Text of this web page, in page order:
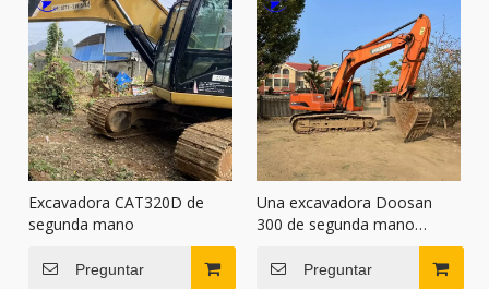
Excavadora CAT320D de
segunda mano
Preguntar
Una excavadora Doosan
300 de segunda mano
Preguntar